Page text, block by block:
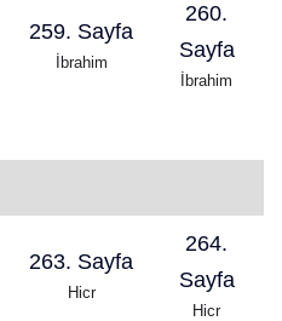
259. Sayfa
İbrahim
260.
Sayfa
İbrahim
263. Sayfa
Hicr
264.
Sayfa
Hicr